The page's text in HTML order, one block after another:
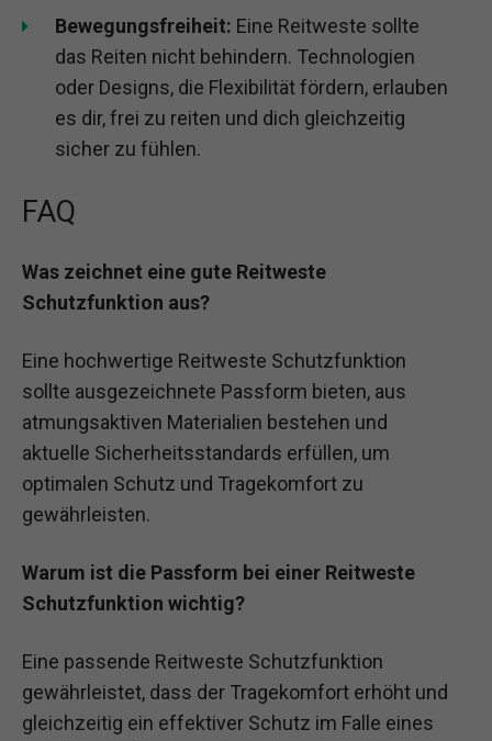
Bewegungsfreiheit: Eine Reitweste sollte
das Reiten nicht behindern. Technologien
oder Designs, die Flexibilität fördern, erlauben
es dir, frei zu reiten und dich gleichzeitig
sicher zu fühlen.
FAQ
Was zeichnet eine gute Reitweste
Schutzfunktion aus?
Eine hochwertige Reitweste Schutzfunktion
sollte ausgezeichnete Passform bieten, aus
atmungsaktiven Materialien bestehen und
aktuelle Sicherheitsstandards erfüllen, um
optimalen Schutz und Tragekomfort zu
gewährleisten.
Warum ist die Passform bei einer Reitweste
Schutzfunktion wichtig?
Eine passende Reitweste Schutzfunktion
gewährleistet, dass der Tragekomfort erhöht und
gleichzeitig ein effektiver Schutz im Falle eines